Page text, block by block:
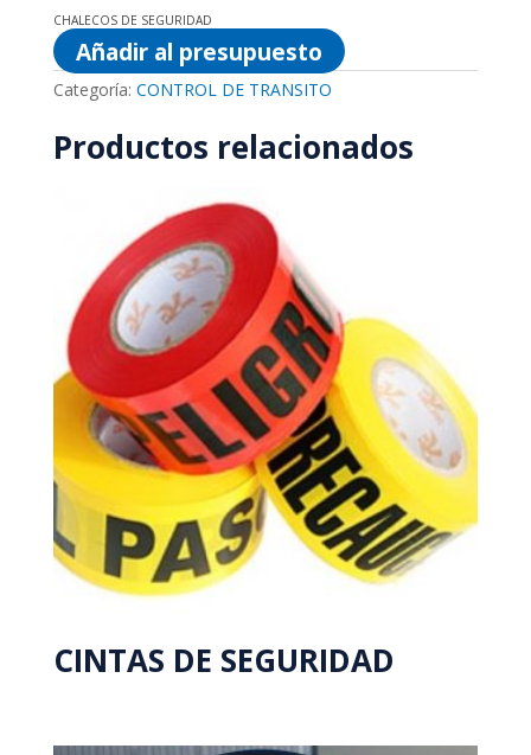
CHALECOS DE SEGURIDAD
Añadir al presupuesto
Categoría: CONTROL DE TRANSITO
Productos relacionados
CINTAS DE SEGURIDAD